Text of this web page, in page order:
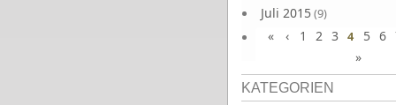
Juli 2015(9)
Juni 2015(9)
« ‹ 1 2 3 4 5 6
»
KATEGORIEN